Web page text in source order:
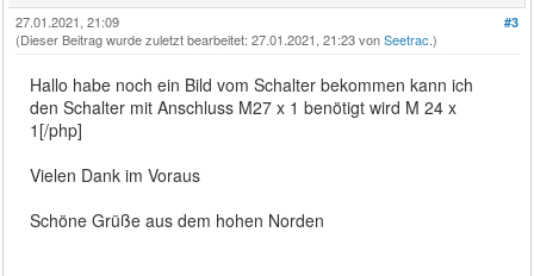
#3
27.01.2021, 21:09
(Dieser Beitrag wurde zuletzt bearbeitet: 27.01.2021, 21:23 vonSeetrac .)
Hallo habe noch ein Bild vom Schalter bekommen kann ich
den Schalter mit Anschluss M27 x 1 benötigt wird M 24 x
1[/php]
Vielen Dank im Voraus
Schöne Grüße aus dem hohen Norden